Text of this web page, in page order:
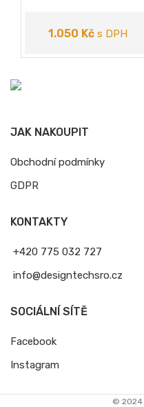
1.050 Kčs DPH
JAK NAKOUPIT
Obchodní podmínky
GDPR
KONTAKTY
+420 775 032 727
info@designtechsro.cz
SOCIÁLNÍ SÍTĚ
Facebook
Instagram
© 2024